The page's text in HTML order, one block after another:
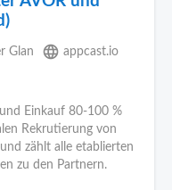
Glan language appcast.io
Einkauf 80-100 %
Rekrutierung von
zählt alle etablierten
zu den Partnern.